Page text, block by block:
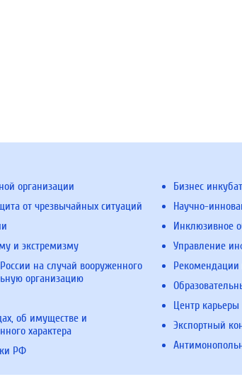
организации
от чрезвычайных ситуаций
и экстремизму
на случай вооруженного
организацию
об имуществе и
характера
РФ
Бизнес
Научно-
Инклюзивное
Управление
Рекомендации
Центр карьеры
Экспортный